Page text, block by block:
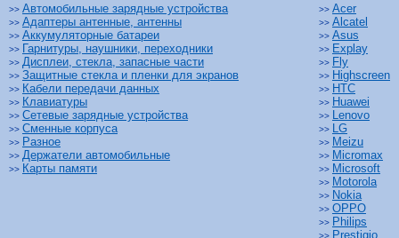
>> Автомобильные зарядные устройства
>> Адаптеры антенные, антенны
>> Аккумуляторные батареи
>> Гарнитуры, наушники, переходники
>> Дисплеи, стекла, запасные части
>> Защитные стекла и пленки для экранов
>> Кабели передачи данных
>> Клавиатуры
>> Сетевые зарядные устройства
>> Сменные корпуса
>> Разное
>> Держатели автомобильные
>> Карты памяти
>> Acer
>> Alcatel
>> Asus
>> Explay
>> Fly
>> Highscreen
>> HTC
>> Huawei
>> Lenovo
>> LG
>> Meizu
>> Micromax
>> Microsoft
>> Motorola
>> Nokia
>> OPPO
>> Philips
>> Prestigio